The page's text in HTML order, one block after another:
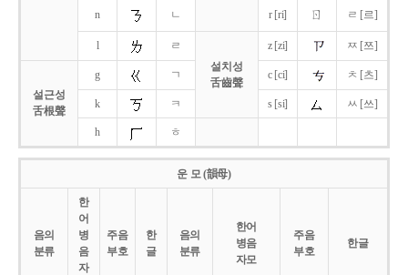
n ㄴ r [ri] ㄖ ㄹ [르]
l
ㄹ
설치성
舌齒聲
z [zi] ㅉ [쯔]
설근성
舌根聲
g ㄱ c [ci] ㅊ [츠]
k ㅋ s [si] ㅆ [쓰]
h ㅎ
운 모 (韻母)
음의
분류
한
어
병
음
자
주음
부호
한
글
음의
분류
한어
병음
자모
주음
부호
한글